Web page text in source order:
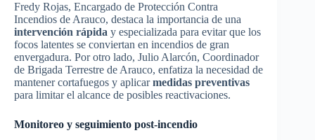
Fredy Rojas, Encargado de Protección Contra
Incendios de Arauco, destaca la importancia de una
intervención rápida y especializada para evitar que los
focos latentes se conviertan en incendios de gran
envergadura. Por otro lado, Julio Alarcón, Coordinador
de Brigada Terrestre de Arauco, enfatiza la necesidad de
mantener cortafuegos y aplicarmedidas preventivas
para limitar el alcance de posibles reactivaciones.
Monitoreo y seguimiento post-incendio